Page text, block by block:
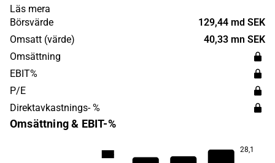
svenska marknaden. Latour grundades år 1984 och har
sitt huvudkontor i Göteborg.
Läs mera
Börsvärde
129,44 md SEK
Omsatt (värde)
40,33 mn SEK
Omsättning
EBIT%
P/E
Direktavkastnings- %
Omsättning & EBIT-%
28,1
14,4